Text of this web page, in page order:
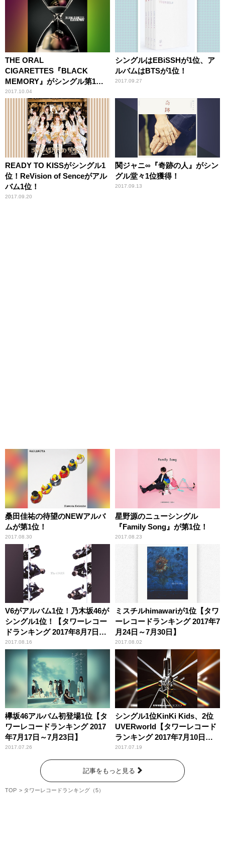
THE ORAL
CIGARETTES『BLACK
MEMORY』がシングル第1
位！
2017.10.04
シングルはEBiSSHが1位、ア
ルバムはBTSが1位！
2017.09.27
READY TO KISSがシングル1
位！ReVision of Senceがアル
バム1位！
2017.09.20
関ジャニ∞『奇跡の人』がシン
グル堂々1位獲得！
2017.09.13
桑田佳祐の待望のNEWアルバ
ムが第1位！
2017.08.30
星野源のニューシングル
『Family Song』が第1位！
2017.08.23
V6がアルバム1位！乃木坂46が
シングル1位！【タワーレコー
ドランキング 2017年8月7日～
8月13日】
2017.08.16
ミスチルhimawariが1位【タワ
ーレコードランキング 2017年7
月24日～7月30日】
2017.08.02
欅坂46アルバム初登場1位【タ
ワーレコードランキング 2017
年7月17日～7月23日】
2017.07.26
シングル1位KinKi Kids、2位
UVERworld【タワーレコード
ランキング 2017年7月10日～7
月16日】
2017.07.19
記事をもっと見る
TOP タワーレコードランキング（5）